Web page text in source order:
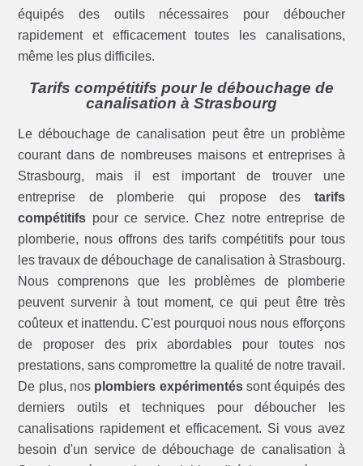
équipés des outils nécessaires pour déboucher
rapidement et efficacement toutes les canalisations,
même les plus difficiles.
Tarifs compétitifs pour le débouchage de
canalisation à Strasbourg
Le débouchage de canalisation peut être un problème
courant dans de nombreuses maisons et entreprises à
Strasbourg, mais il est important de trouver une
entreprise de plomberie qui propose des tarifs
compétitifs pour ce service. Chez notre entreprise de
plomberie, nous offrons des tarifs compétitifs pour tous
les travaux de débouchage de canalisation à Strasbourg.
Nous comprenons que les problèmes de plomberie
peuvent survenir à tout moment, ce qui peut être très
coûteux et inattendu. C'est pourquoi nous nous efforçons
de proposer des prix abordables pour toutes nos
prestations, sans compromettre la qualité de notre travail.
De plus, nos plombiers expérimentéssont équipés des
derniers outils et techniques pour déboucher les
canalisations rapidement et efficacement. Si vous avez
besoin d'un service de débouchage de canalisation à